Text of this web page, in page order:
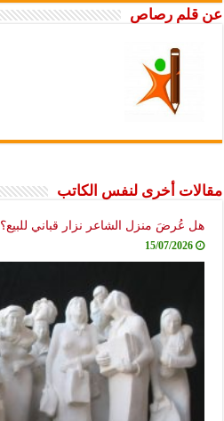
عن قلم رصاص
مقالات أخرى لنفس الكاتب
هل عُرضَ منزل الشاعر نزار قباني للبيع؟
15/07/2026